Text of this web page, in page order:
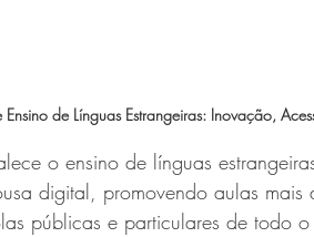
Ensino de Línguas Estrangeiras: Inovação,
o ensino de línguas
digital, promovendo aulas
públicas e particulares de todo